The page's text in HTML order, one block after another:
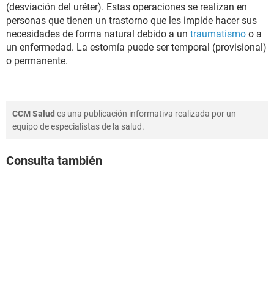
(desviación del uréter). Estas operaciones se realizan en
personas que tienen un trastorno que les impide hacer sus
necesidades de forma natural debido a un traumatismo o a
un enfermedad. La estomía puede ser temporal (provisional)
o permanente.
CCM Salud es una publicación informativa realizada por un
equipo de especialistas de la salud.
Consulta también